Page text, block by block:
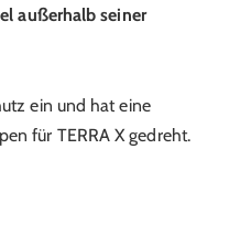
außerhalb seiner
ein und hat eine
für TERRA X gedreht.